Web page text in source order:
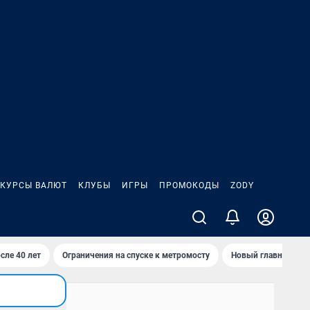
КУРСЫ ВАЛЮТ КЛУБЫ ИГРЫ ПРОМОКОДЫ ZODY
40 лет Ограничения на спуске к метромосту Новый главный